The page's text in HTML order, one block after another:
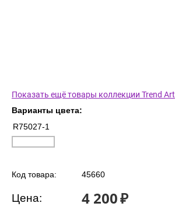
Показать ещё товары коллекции Trend Art
Варианты цвета:
R75027-1
Код товара: 45660
Цена: 4 200₽